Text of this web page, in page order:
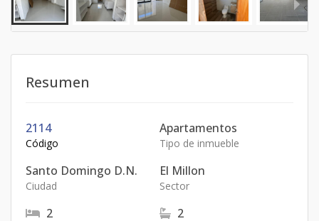
Resumen
2114
Código
Apartamentos
Tipo de inmueble
Santo Domingo D.N.
Ciudad
El Millon
Sector
2 2